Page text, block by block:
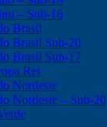
– Sub-16
Brasil
Brasil Sub-20
Brasil Sub-17
Rei
Nordeste
Nordeste – Sub-20